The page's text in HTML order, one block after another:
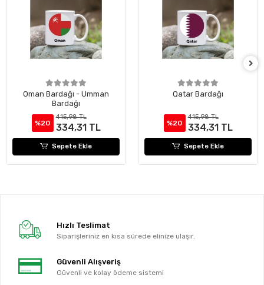
Oman Bardağı - Umman
Bardağı
%20
415,98 TL
334,31 TL
Sepete Ekle
Qatar Bardağı
%20
415,98 TL
334,31 TL
Sepete Ekle
Hızlı Teslimat
Siparişleriniz en kısa sürede elinize ulaşır.
Güvenli Alışveriş
Güvenli ve kolay ödeme sistemi